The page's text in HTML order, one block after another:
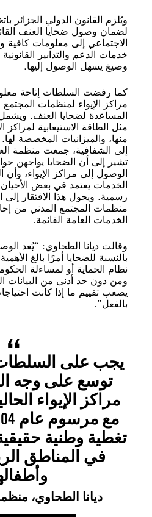
ويُلزم القانون الدولي الجزائر
لضمان وصول ضحايا العنف
الاجتماعي إلى معلومات
خدمات الدعم والتدابير
وصيغ يسهل الوصول إليها.
كما رفضت السلطات إتاحة
مراكز الإيواء لمنظمات المجتمع
المساعدة لضحايا العنف.
مثل الطاقة الاستيعابية لمراكز
منها، والميزانيات المخصصة لها.
إلى الشفافية، جمعت منظمة
تشير إلى أن الضحايا يواجهن
الوصول إلى مراكز الإيواء،
الخدمات يعتمد في بعض
رسمية. ويحول هذا الافتقار
منظمات المجتمع المدني من
الخدمات العامة القائمة.
وقالت ديانا الطحاوي: “يُعد
بالنسبة للضحايا أمرًا بالغ
نظام الحماية أو لمساءلة
ومن دون حد أدنى من البيانات
يصعب تقييم ما إذا كانت
بالفعل”.
يجب على السلطات
توسع على وجه
مراكز الإيواء
تغطية وطنية
في المناطق
ديانا الطحاوي،